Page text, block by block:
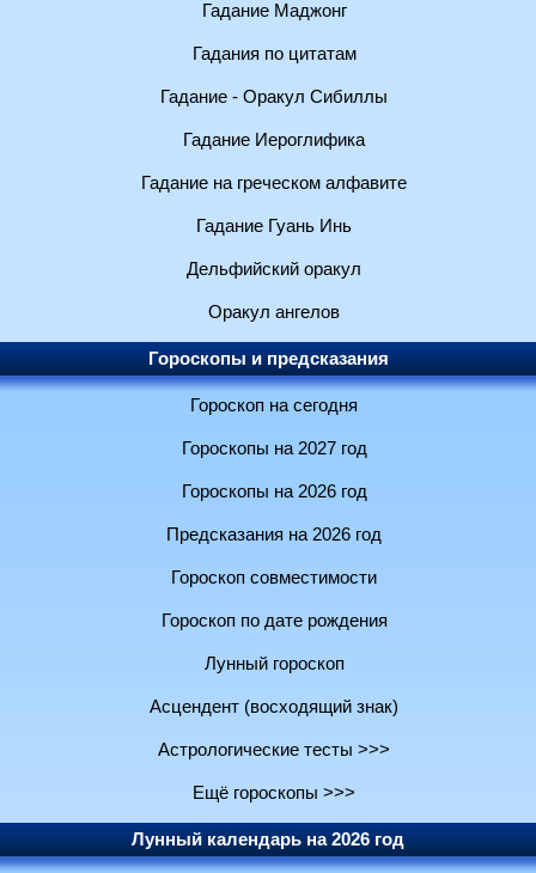
Гадание Маджонг
Гадания по цитатам
Гадание - Оракул Сибиллы
Гадание Иероглифика
Гадание на греческом алфавите
Гадание Гуань Инь
Дельфийский оракул
Оракул ангелов
Гороскопы и предсказания
Гороскоп на сегодня
Гороскопы на 2027 год
Гороскопы на 2026 год
Предсказания на 2026 год
Гороскоп совместимости
Гороскоп по дате рождения
Лунный гороскоп
Асцендент (восходящий знак)
Астрологические тесты >>>
Ещё гороскопы >>>
Лунный календарь на 2026 год